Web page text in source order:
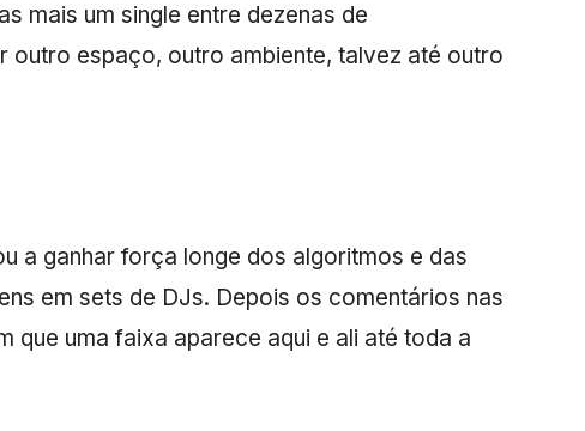
mais um single entre dezenas de
outro espaço, outro ambiente, talvez até outro
a ganhar força longe dos algoritmos e das
em sets de DJs. Depois os comentários nas
que uma faixa aparece aqui e ali até toda a